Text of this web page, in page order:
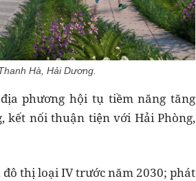
Hà, Hải Dương.
phương hội tụ tiềm năng tăng
nối thuận tiện với Hải Phòng,
thị loại IV trước năm 2030; phát